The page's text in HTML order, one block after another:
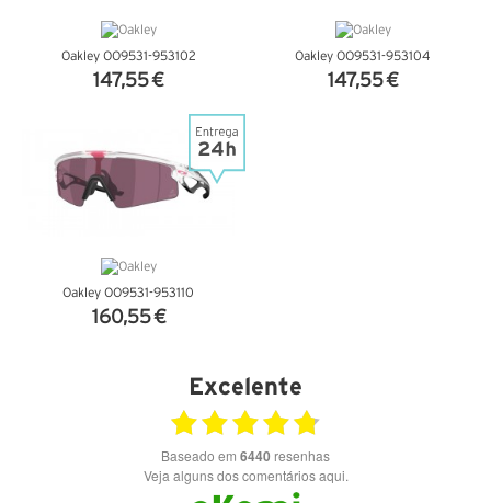
Oakley OO9531-953102
147,55 €
Oakley OO9531-953104
147,55 €
Oakley OO9531-953110
160,55 €
Excelente
Baseado em 6440 resenhas
Veja alguns dos comentários aqui.